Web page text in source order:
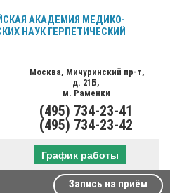
Москва, Мичуринский пр-т,
д. 21Б,
м. Раменки
(495) 734-23-41
(495) 734-23-42
График работы
Запись на приём